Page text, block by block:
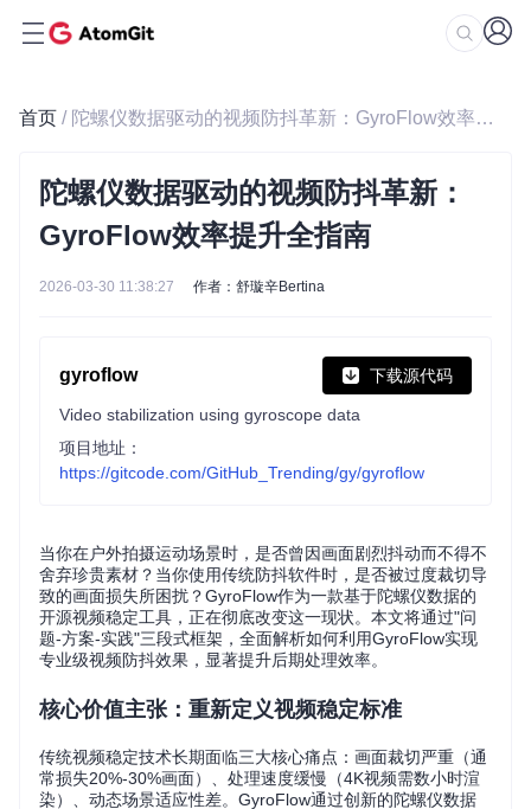
首页 / 陀螺仪数据驱动的视频防抖革新：GyroFlow效率提升全指南
陀螺仪数据驱动的视频防抖革新：
GyroFlow效率提升全指南
2026-03-30 11:38:27 作者：舒璇辛Bertina
gyroflow 下载源代码
Video stabilization using gyroscope data
项目地址：
https://gitcode.com/GitHub_Trending/gy/gyroflow
当你在户外拍摄运动场景时，是否曾因画面剧烈抖动而不得不
舍弃珍贵素材？当你使用传统防抖软件时，是否被过度裁切导
致的画面损失所困扰？GyroFlow作为一款基于陀螺仪数据的
开源视频稳定工具，正在彻底改变这一现状。本文将通过"问
题-方案-实践"三段式框架，全面解析如何利用GyroFlow实现
专业级视频防抖效果，显著提升后期处理效率。
核心价值主张：重新定义视频稳定标准
传统视频稳定技术长期面临三大核心痛点：画面裁切严重（通
常损失20%-30%画面）、处理速度缓慢（4K视频需数小时渲
染）、动态场景适应性差。GyroFlow通过创新的陀螺仪数据